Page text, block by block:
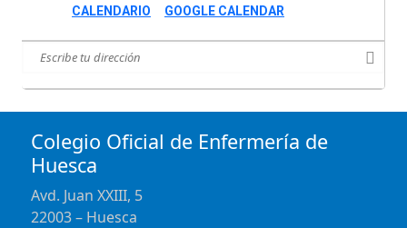
CALENDARIO GOOGLE CALENDAR
Colegio Oficial de Enfermería de
Huesca
Avd. Juan XXIII, 5
22003 – Huesca